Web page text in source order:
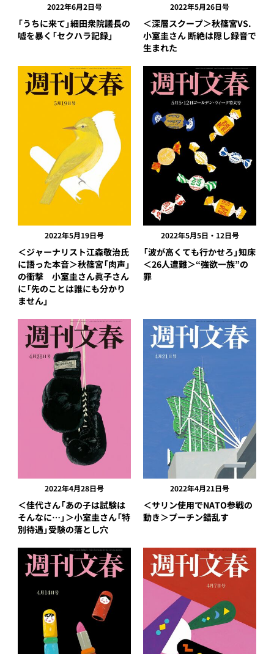
2022年6月2日号
「うちに来て」細田衆院議長の
嘘を暴く「セクハラ記録」
2022年5月26日号
＜深層スクープ＞秋篠宮VS.
小室圭さん 断絶は隠し録音で
生まれた
2022年5月19日号
＜ジャーナリスト江森敬治氏
に語った本音＞秋篠宮「肉声」
の衝撃 小室圭さん眞子さん
に「先のことは誰にも分かり
ません」
2022年5月5日・12日号
「波が高くても行かせろ」知床
＜26人遭難＞“強欲一族”の
罪
2022年4月28日号
＜佳代さん「あの子は試験は
そんなに…」＞小室圭さん「特
別待遇」受験の落とし穴
2022年4月21日号
＜サリン使用でNATO参戦の
動き＞プーチン錯乱す